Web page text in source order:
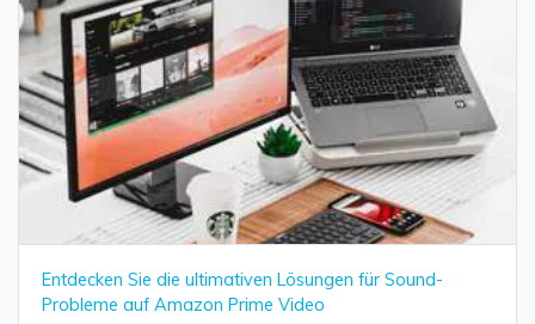
Entdecken Sie die ultimativen Lösungen für Sound-
Probleme auf Amazon Prime Video